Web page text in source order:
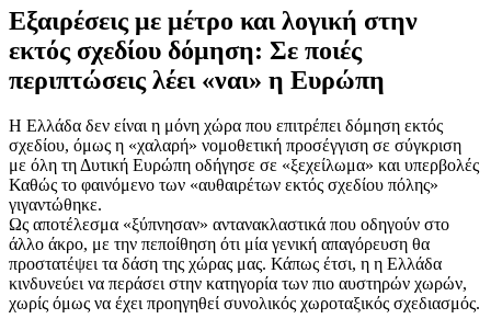
Εξαιρέσεις με μέτρο και λογική στην
εκτός σχεδίου δόμηση: Σε ποιές
περιπτώσεις λέει «ναι» η Ευρώπη
Η Ελλάδα δεν είναι η μόνη χώρα που επιτρέπει δόμηση εκτός
σχεδίου, όμως η «χαλαρή» νομοθετική προσέγγιση σε σύγκριση
με όλη τη Δυτική Ευρώπη οδήγησε σε «ξεχείλωμα» και υπερβολές
Καθώς το φαινόμενο των «αυθαιρέτων εκτός σχεδίου πόλης»
γιγαντώθηκε.
Ως αποτέλεσμα «ξύπνησαν» αντανακλαστικά που οδηγούν στο
άλλο άκρο, με την πεποίθηση ότι μία γενική απαγόρευση θα
προστατέψει τα δάση της χώρας μας. Κάπως έτσι, η η Ελλάδα
κινδυνεύει να περάσει στην κατηγορία των πιο αυστηρών χωρών,
χωρίς όμως να έχει προηγηθεί συνολικός χωροταξικός σχεδιασμός.